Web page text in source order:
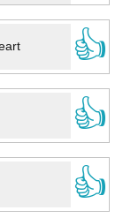
👍
👍
👍